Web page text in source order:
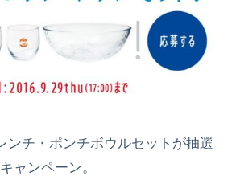
ンチ・ポンチボウルセットが抽選
ャンペーン。